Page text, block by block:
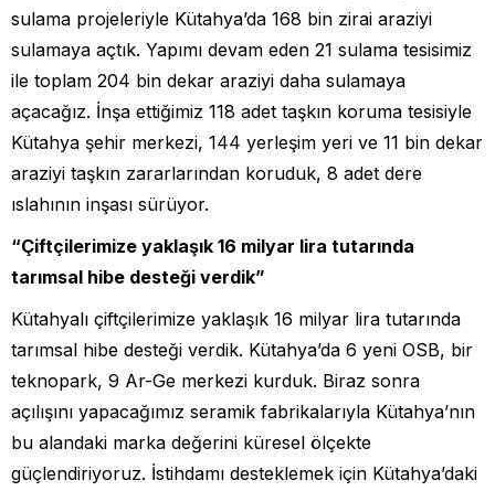
sulama projeleriyle Kütahya’da 168 bin zirai araziyi
sulamaya açtık. Yapımı devam eden 21 sulama tesisimiz
ile toplam 204 bin dekar araziyi daha sulamaya
açacağız. İnşa ettiğimiz 118 adet taşkın koruma tesisiyle
Kütahya şehir merkezi, 144 yerleşim yeri ve 11 bin dekar
araziyi taşkın zararlarından koruduk, 8 adet dere
ıslahının inşası sürüyor.
“Çiftçilerimize yaklaşık 16 milyar lira tutarında
tarımsal hibe desteği verdik”
Kütahyalı çiftçilerimize yaklaşık 16 milyar lira tutarında
tarımsal hibe desteği verdik. Kütahya’da 6 yeni OSB, bir
teknopark, 9 Ar-Ge merkezi kurduk. Biraz sonra
açılışını yapacağımız seramik fabrikalarıyla Kütahya’nın
bu alandaki marka değerini küresel ölçekte
güçlendiriyoruz. İstihdamı desteklemek için Kütahya’daki